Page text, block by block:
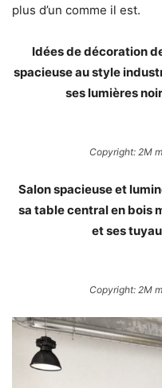
plus d’un comme il est.
Idées de décoration
spacieuse au style
ses lumières
Copyright: 2M
Salon spacieuse et
sa table central en bois
et ses
Copyright: 2M